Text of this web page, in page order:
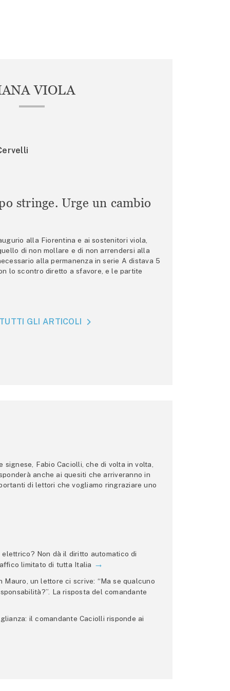
VIOLA
stringe. Urge un cambio
alla Fiorentina e ai sostenitori viola,
di non mollare e di non arrendersi alla
alla permanenza in serie A distava 5
lo scontro diretto a sfavore, e le partite
GLI ARTICOLI
Fabio Caciolli, che di volta in volta,
anche ai quesiti che arriveranno in
di lettori che vogliamo ringraziare uno
Non dà il diritto automatico di
limitato di tutta Italia
Mauro, un lettore ci scrive: “Ma se qualcuno
La risposta del comandante
il comandante Caciolli risponde ai